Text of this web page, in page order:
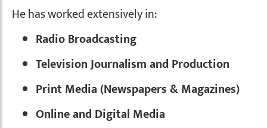
He has worked extensively in:
Radio Broadcasting
Television Journalism and Production
Print Media (Newspapers & Magazines)
Online and Digital Media